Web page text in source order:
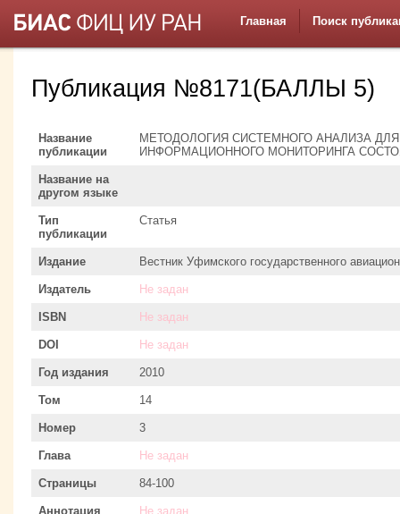
Главная Поиск
Публикация №8171(БАЛЛЫ 5)
Название
публикации
МЕТОДОЛОГИЯ СИСТЕМНОГО АНАЛИЗА
ИНФОРМАЦИОННОГО МОНИТОРИНГА
Название на
другом языке
Тип
публикации
Статья
Издание Вестник Уфимского государственного
Издатель Не задан
ISBN Не задан
DOI Не задан
Год издания 2010
Том 14
Номер 3
Глава Не задан
Страницы 84-100
Аннотация Не задан